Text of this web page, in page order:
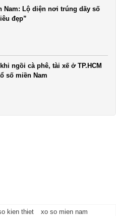
Nam: Lộ diện nơi trúng dãy số
đẹp”
ngồi cà phê, tài xế ở TP.HCM
số miền Nam
kien thiet
xo so mien nam